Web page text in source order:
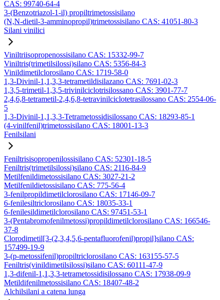
CAS: 99740-64-4
3-(Benzotriazol-1-il) propiltrimetossisilano
(N,N-dietil-3-amminopropil)trimetossisilano CAS: 41051-80-3
Silani vinilici
Viniltriisopropenossisilano CAS: 15332-99-7
Viniltris(trimetilsilossi)silano CAS: 5356-84-3
Vinildimetilclorosilano CAS: 1719-58-0
1,3-Divinil-1,1,3,3-tetrametildisilazano CAS: 7691-02-3
1,3,5-trimetil-1,3,5-trivinilciclotrisilossano CAS: 3901-77-7
2,4,6,8-tetrametil-2,4,6,8-tetravinilciclotetrasilossano CAS: 2554-06-
5
1,3-Divinil-1,1,3,3-Tetrametossidisilossano CAS: 18293-85-1
(4-vinilfenil)trimetossisilano CAS: 18001-13-3
Fenilsilani
Feniltrisisopropenilossisilano CAS: 52301-18-5
Feniltris(trimetilsilossi)silano CAS: 2116-84-9
Metilfenildimetossisilano CAS: 3027-21-2
Metilfenildietossisilano CAS: 775-56-4
3-fenilpropildimetilclorosilano CAS: 17146-09-7
6-fenilesiltriclorosilano CAS: 18035-33-1
6-fenilesildimetilclorosilano CAS: 97451-53-1
3-(Pentabromofenilmetossi)propildimetilclorosilano CAS: 166546-
37-8
Clorodimetil[3-(2,3,4,5,6-pentafluorofenil)propil]silano CAS:
157499-19-9
3-(p-metossifenil)propiltriclorosilano CAS: 163155-57-5
Feniltris(vinildimetilsilossi)silano CAS: 60111-47-9
1,3-difenil-1,1,3,3-tetrametossidisilossano CAS: 17938-09-9
Metildifenilmetossisilano CAS: 18407-48-2
Alchilsilani a catena lunga